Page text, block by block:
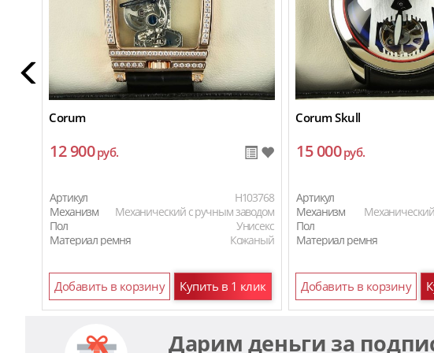
Corum
12 900руб.
Артикул
H103768
Механизм
Механический с ручным заводом
Пол
Унисекс
Материал ремня
Кожаный
Добавить в корзину Купить в 1 клик
Corum Skull
15 000руб.
Артикул
Механизм
Пол
Материал ремня
Добавить в корзину
Дарим деньги за